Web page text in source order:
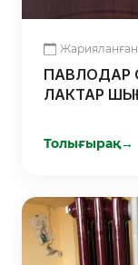
Жарияланған
ПАВЛОДАР
ЛАКТАР
Толығырақ→